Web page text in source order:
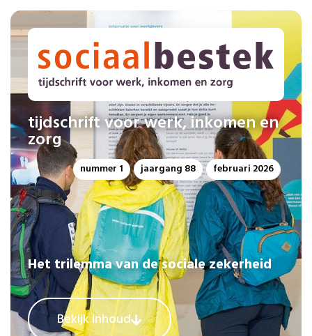
tijdschrift voor werk, inkomen en
zorg
nummer 1 jaargang 88 februari 2026
Het trilemma van de sociale zekerheid
Bekijk inhoud